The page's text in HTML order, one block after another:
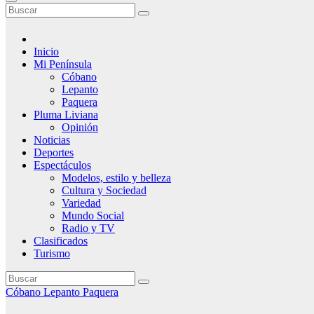
Inicio
Mi Península
Cóbano
Lepanto
Paquera
Pluma Liviana
Opinión
Noticias
Deportes
Espectáculos
Modelos, estilo y belleza
Cultura y Sociedad
Variedad
Mundo Social
Radio y TV
Clasificados
Turismo
Cóbano Lepanto Paquera